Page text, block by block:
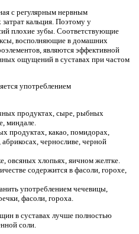
с регулярным нервным
кальция. Поэтому у
плохие зубы. Соответствующие
восполняющие в домашних
являются эффективной
ощущений в суставах при частом
употреблением
продуктах, сыре, рыбных
миндале.
продуктах, какао, помидорах,
черносливе, черной
овсяных хлопьях, яичном желтке.
содержится в фасоли, горохе,
употреблением чечевицы,
фасоли, гороха.
в суставах лучше полностью
соли.